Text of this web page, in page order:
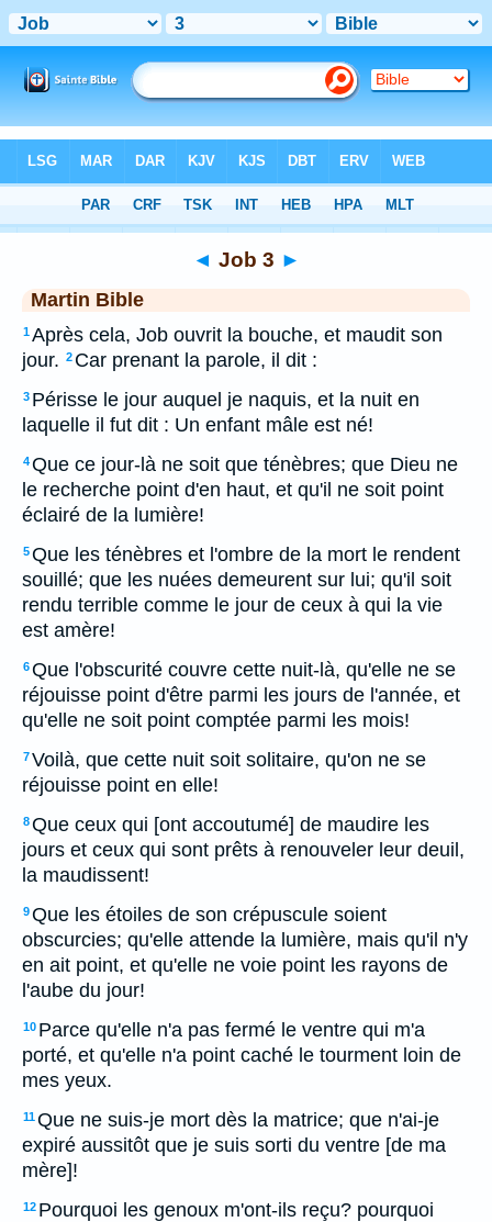
◄ Job 3 ►
Martin Bible
1Après cela, Job ouvrit la bouche, et maudit son
jour. 2 Car prenant la parole, il dit :
3 Périsse le jour auquel je naquis, et la nuit en
laquelle il fut dit : Un enfant mâle est né!
4Que ce jour-là ne soit que ténèbres; que Dieu ne
le recherche point d'en haut, et qu'il ne soit point
éclairé de la lumière!
5Que les ténèbres et l'ombre de la mort le rendent
souillé; que les nuées demeurent sur lui; qu'il soit
rendu terrible comme le jour de ceux à qui la vie
est amère!
6Que l'obscurité couvre cette nuit-là, qu'elle ne se
réjouisse point d'être parmi les jours de l'année, et
qu'elle ne soit point comptée parmi les mois!
7Voilà, que cette nuit soit solitaire, qu'on ne se
réjouisse point en elle!
8Que ceux qui [ont accoutumé] de maudire les
jours et ceux qui sont prêts à renouveler leur deuil,
la maudissent!
9Que les étoiles de son crépuscule soient
obscurcies; qu'elle attende la lumière, mais qu'il n'y
en ait point, et qu'elle ne voie point les rayons de
l'aube du jour!
10 Parce qu'elle n'a pas fermé le ventre qui m'a
porté, et qu'elle n'a point caché le tourment loin de
mes yeux.
11Que ne suis-je mort dès la matrice; que n'ai-je
expiré aussitôt que je suis sorti du ventre [de ma
mère]!
12 Pourquoi les genoux m'ont-ils reçu? pourquoi